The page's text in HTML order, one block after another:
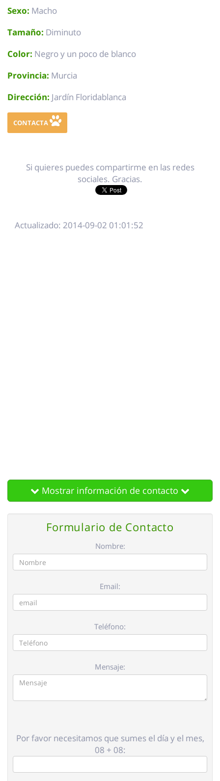
Sexo: Macho
Tamaño: Diminuto
Color: Negro y un poco de blanco
Provincia: Murcia
Dirección: Jardín Floridablanca
CONTACTA
Si quieres puedes compartirme en las redes
sociales. Gracias.
Actualizado: 2014-09-02 01:01:52
Mostrar información de contacto
Formulario de Contacto
Nombre:
Email:
Teléfono:
Mensaje:
Por favor necesitamos que sumes el día y el mes,
08 + 08: